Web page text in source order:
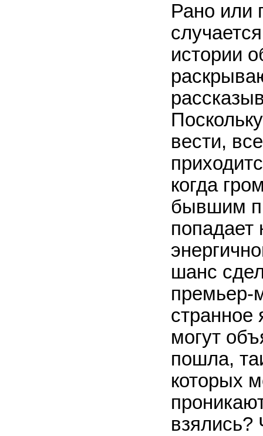
Рано или
истории
вести,
когда
бывшим
попадает
шанс
премьер-
странное
могут
пошла,
которых
взялись?